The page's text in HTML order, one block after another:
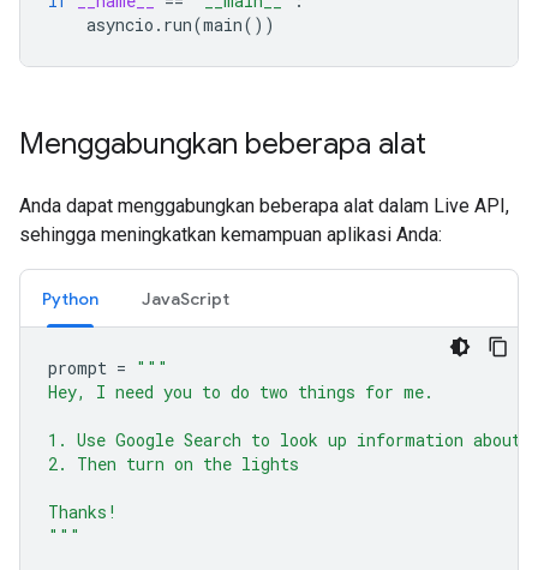
asyncio . run(main())
Menggabungkan beberapa alat
Anda dapat menggabungkan beberapa alat dalam Live API,
sehingga meningkatkan kemampuan aplikasi Anda:
Python JavaScript
prompt = """
Hey, I need you to do two things for me.
1. Use Google Search to look up information
2. Then turn on the lights
Thanks!
"""